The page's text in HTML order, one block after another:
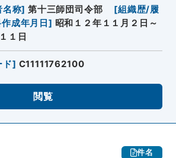
名称] 第十三師団司令部 [組織歴/履
作成年月日] 昭和１２年１１月２日～
１日
ド] C11111762100
閲覧
件名